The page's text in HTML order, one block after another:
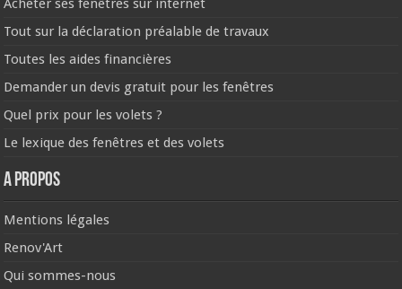
Acheter ses fenêtres sur internet
Tout sur la déclaration préalable de travaux
Toutes les aides financières
Demander un devis gratuit pour les fenêtres
Quel prix pour les volets ?
Le lexique des fenêtres et des volets
A propos
Mentions légales
Renov'Art
Qui sommes-nous